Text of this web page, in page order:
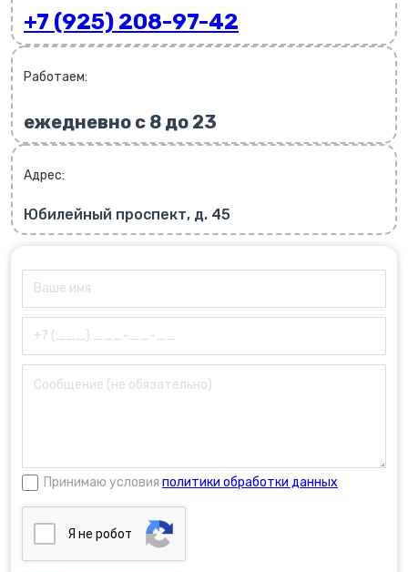
+7 (925) 208-97-42
Работаем:
ежедневно с 8 до 23
Адрес:
Юбилейный проспект, д. 45
Принимаю условия политики обработки данных
Я нe poбoт